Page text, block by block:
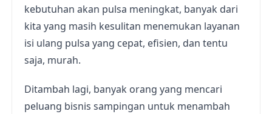
kebutuhan akan pulsa meningkat, banyak dari
kita yang masih kesulitan menemukan layanan
isi ulang pulsa yang cepat, efisien, dan tentu
saja, murah.
Ditambah lagi, banyak orang yang mencari
peluang bisnis sampingan untuk menambah